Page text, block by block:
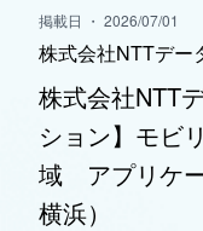
掲載日 ・ 2026/07/01
株式会社NTTデー
株式会社NTT
ション】モビ
域 アプリケ
横浜）